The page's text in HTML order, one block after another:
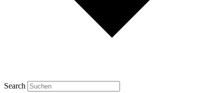
Search